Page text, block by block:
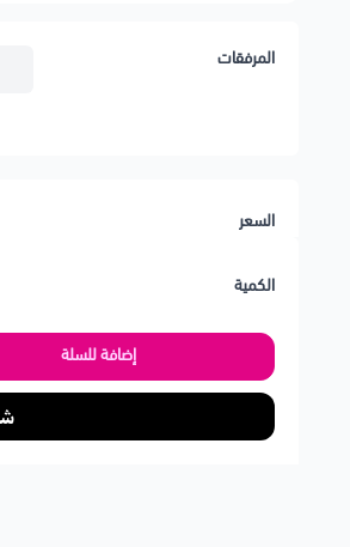
المرفقات
السعر
الكمية
إضافة للسلة